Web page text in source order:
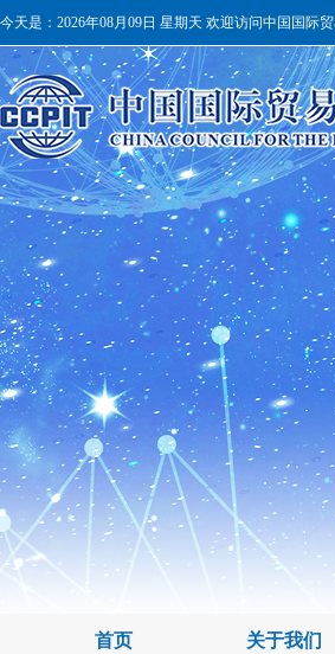
今天是： 2026年08月09日 星期天 欢迎访问中国国际
首页 关于我们